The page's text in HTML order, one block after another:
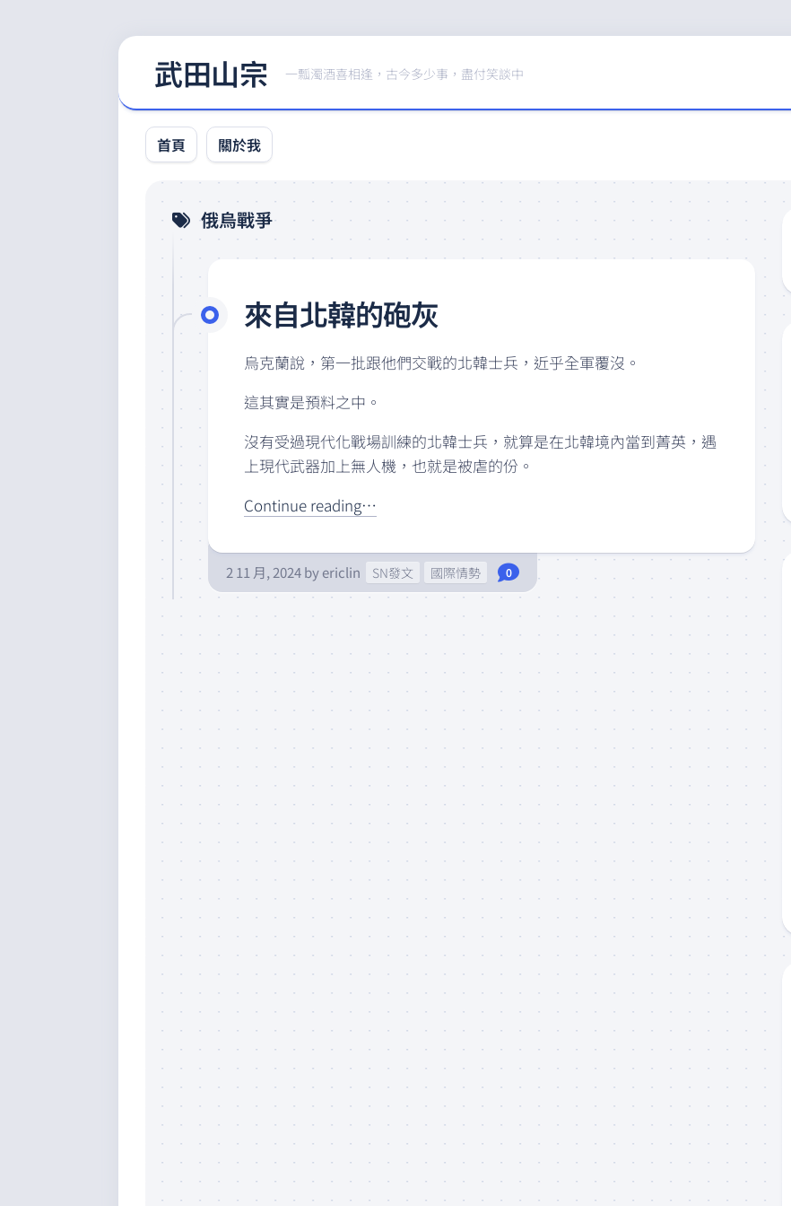
武田山宗 一瓢濁酒喜相逢，古今多少事，盡付笑談中
首頁 關於我
俄烏戰爭
來自北韓的砲灰
烏克蘭說，第一批跟他們交戰的北韓士兵，近乎全軍覆沒。
這其實是預料之中。
沒有受過現代化戰場訓練的北韓士兵，就算是在北韓境內當到菁英，遇
上現代武器加上無人機，也就是被虐的份。
Continue reading…
2 11 月, 2024byericlin SN發文 國際情勢 0